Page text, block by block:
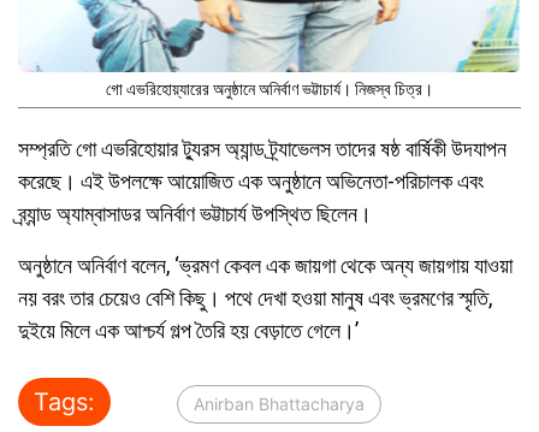
গো এভরিহোয়্যারের অনুষ্ঠানে অনির্বাণ ভট্টাচার্য। নিজস্ব চিত্র।
সম্প্রতি গো এভরিহোয়ার ট্যুরস অ্যান্ড ট্র্যাভেলস তাদের ষষ্ঠ বার্ষিকী উদযাপন
করেছে। এই উপলক্ষে আয়োজিত এক অনুষ্ঠানে অভিনেতা-পরিচালক এবং
ব্র্যান্ড অ্যাম্বাসাডর অনির্বাণ ভট্টাচার্য উপস্থিত ছিলেন।
অনুষ্ঠানে অনির্বাণ বলেন, ‘ভ্রমণ কেবল এক জায়গা থেকে অন্য জায়গায় যাওয়া
নয় বরং তার চেয়েও বেশি কিছু। পথে দেখা হওয়া মানুষ এবং ভ্রমণের স্মৃতি,
দুইয়ে মিলে এক আশ্চর্য গল্প তৈরি হয় বেড়াতে গেলে।’
Tags: Anirban Bhattacharya